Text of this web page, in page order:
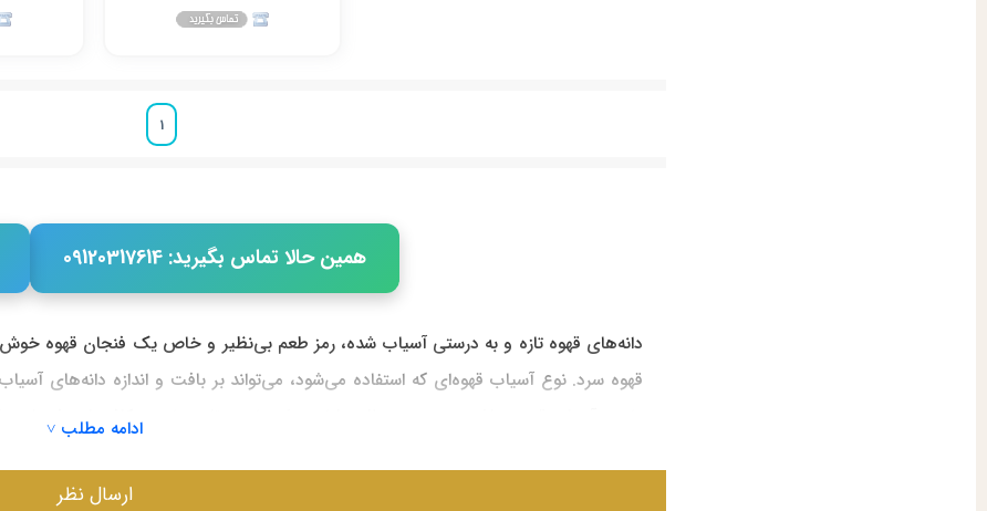
1
همین حالا تماس بگیرید: 09120317614
دانه‌های قهوه تازه و به درستی آسیاب شده، رمز طعم بی‌نظیر و خاص یک فنجان قهوه
قهوه سرد. نوع آسیاب قهوه‌ای که استفاده می‌شود، می‌تواند بر بافت و اندازه دانه‌های
دارد و آسیاب قهوه مباشی به همین منظور طراحی شده است تا همواره در کافه‌ها، بوفه‌ها،
اگر به دنبال تجربه‌ای حرفه‌ای از قهوه تازه آسیاب شده هستید،آسیاب قهوه مباشییکی از
ادامه مطلب ˅
ارسال نظر